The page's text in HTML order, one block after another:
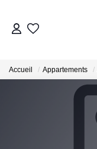
Accueil Appartements